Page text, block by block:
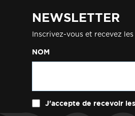
NEWSLETTER
Inscrivez-vous et recevez
NOM
J'accepte de recevoir